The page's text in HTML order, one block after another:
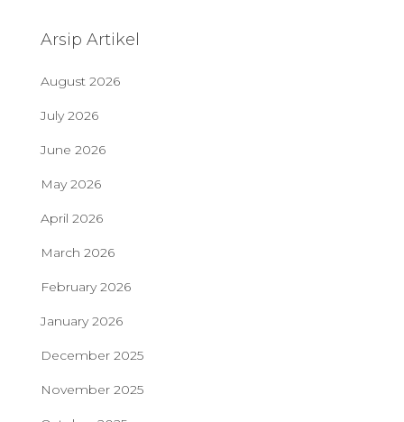
Arsip Artikel
August 2026
July 2026
June 2026
May 2026
April 2026
March 2026
February 2026
January 2026
December 2025
November 2025